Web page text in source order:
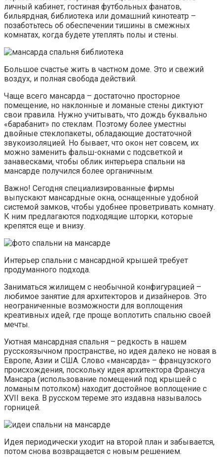
личный кабинет, гостиная футбольных фанатов,
бильярдная, библиотека или домашний кинотеатр –
позаботьтесь об обеспечении тишины в смежных
комнатах, когда будете утеплять полы и стены.
Большое счастье жить в частном доме. Это и свежий
воздух, и полная свобода действий.
Чаще всего мансарда – достаточно просторное
помещение, но наклонные и ломаные стены диктуют
свои правила. Нужно учитывать, что дождь буквально
«барабанит» по стеклам. Поэтому более уместны
двойные стеклопакеты, обладающие достаточной
звукоизоляцией. Но бывает, что окон нет совсем, их
можно заменить фальш-окнами с подсветкой и
занавесками, чтобы облик интерьера спальни на
мансарде получился более органичным.
Важно! Сегодня специализированные фирмы
выпускают мансардные окна, оснащенные удобной
системой замков, чтобы удобнее проветривать комнату.
К ним предлагаются подходящие шторки, которые
крепятся еще и внизу.
Интерьер спальни с мансардной крышей требует
продуманного подхода.
Заниматься жилищем с необычной конфигурацией –
любимое занятие для архитекторов и дизайнеров. Это
неограниченные возможности для воплощения
креативных идей, где проще воплотить спальню своей
мечты.
Уютная мансардная спальня – редкость в нашем
русскоязычном пространстве, но идея далеко не новая в
Европе, Азии и США. Слово «мансарда» – французского
происхождения, поскольку идея архитектора Франсуа
Мансара (использование помещений под крышей с
ломаным потолком) находит достойное воплощение с
XVII века. В русском тереме это издавна называлось
горницей.
Идея периодически уходит на второй план и забывается,
потом снова возвращается с новым решением.